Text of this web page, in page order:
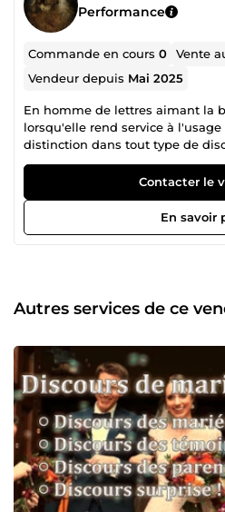
Performance
Commande en cours0 Vente
Vendeur depuis Mai 2025
En homme de lettres aimant la
lorsqu'elle rend service à
distinction dans tout type de
lettres m'assurent en
fondation intellectuelle en
surtout en style. J'admire le
modèles que je tiens tant à
monde de belles paroles et de
discours, mais bien peu y
le même goût que moi aux
Contacter le
En savoir
Autres services de ce